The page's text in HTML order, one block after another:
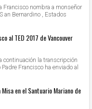
Francisco nombra a monseñor
an Bernardino , Estados
al TED 2017 de Vancouver
continuación la transcripción
Francisco ha enviado al
en el Santuario Mariano de